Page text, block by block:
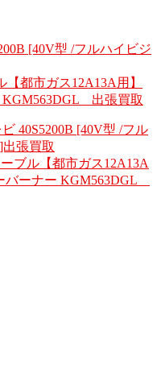
[40V型 /フルハイビジ
都市ガス12A13A用】
出張買取
40S5200B [40V型 /フル
出張買取
ブル【都市ガス12A13A
バーナー KGM563DGL